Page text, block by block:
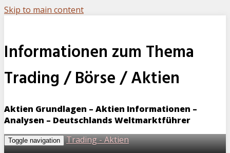
Skip to main content
Informationen zum Thema
Trading / Börse / Aktien
Aktien Grundlagen – Aktien Informationen –
Analysen – Deutschlands Weltmarktführer
Toggle navigation
Trading - Aktien